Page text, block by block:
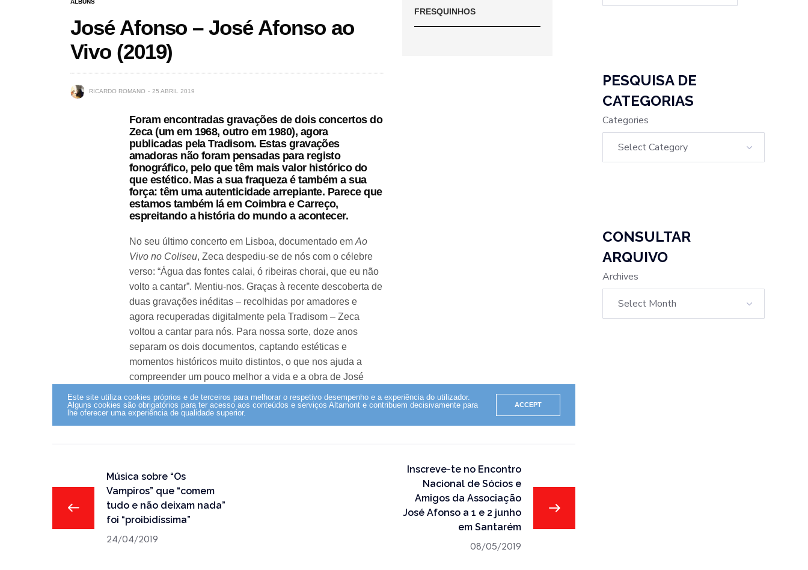
Música sobre “Os
Vampiros” que “comem
tudo e não deixam nada”
foi “proibidíssima”
24/04/2019
Inscreve-te no Encontro
Nacional de Sócios e
Amigos da Associação
José Afonso a 1 e 2 junho
em Santarém
08/05/2019
PESQUISA DE
CATEGORIAS
Categories
CONSULTAR
ARQUIVO
Archives